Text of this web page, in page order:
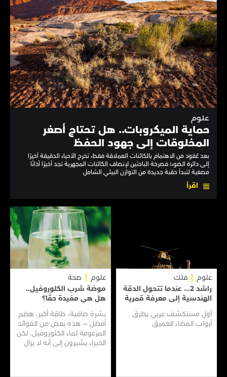
علوم
حماية الميكروبات.. هل تحتاج أصغر
المخلوقات إلى جهود الحفظ
بعد عُقود من الاهتمام بالكائنات العملاقة فقط، تخرج الأحياء الدقيقة أخيرًا
إلى دائرة الضوء؛ فصرخة الباحثين لإنصاف الكائنات المجهرية تجد أخيرًا آذانًا
مصغية لتبدأ حقبة جديدة من التوازن البيئي الشامل
اقرأ
علوم
فلك
راشد 2... عندما تتحول الدقة
الهندسية إلى معرفة قمرية
أول مستكشف عربي يطرق
أبواب الفضاء العميق
علوم
صحة
موضة شرب الكلوروفيل..
هل هي مفيدة حقًا؟
بشرة صافية، طاقة أكبر، هضم
أفضل — هذه بعض من الفوائد
المزعومة لماء الكلوروفيل. لكن
الخبراء يشيرون إلى أنه لا يزال